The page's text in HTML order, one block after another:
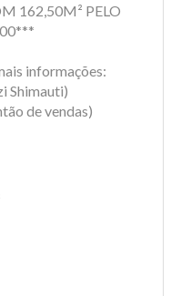
162,50M² PELO
informações:
Shimauti)
de vendas)